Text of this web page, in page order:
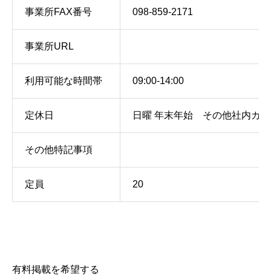
事業所FAX番号 098-859-2171
事業所URL
利用可能な時間帯 09:00-14:00
定休日 日曜 年末年始 その他社内カ
その他特記事項
定員 20
有料掲載を希望する